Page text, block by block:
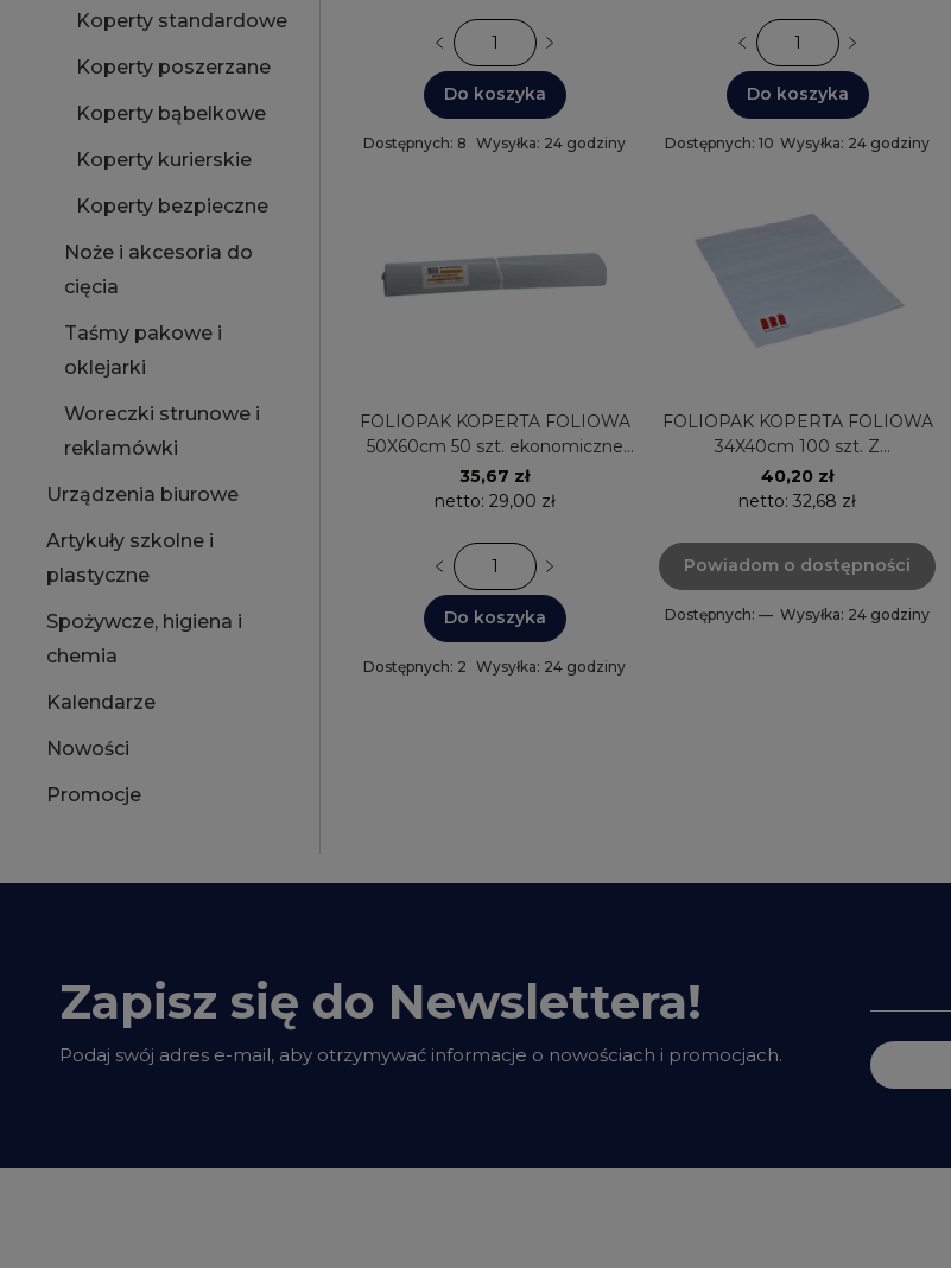
Koperty standardowe
Koperty poszerzane
Koperty bąbelkowe
Koperty kurierskie
Koperty bezpieczne
Noże i akcesoria do
cięcia
Taśmy pakowe i
oklejarki
Woreczki strunowe i
reklamówki
Urządzenia biurowe
Artykuły szkolne i
plastyczne
Spożywcze, higiena i
chemia
Kalendarze
Nowości
Promocje
Do koszyka
Dostępnych: 8 Wysyłka: 24 godziny
Do koszyka
Dostępnych: 10 Wysyłka: 24 godziny
FOLIOPAK KOPERTA FOLIOWA
50X60cm 50 szt. ekonomiczne
białe AFFOL50/60X50C
35,67 zł
netto: 29,00 zł
Do koszyka
Dostępnych: 2 Wysyłka: 24 godziny
FOLIOPAK KOPERTA FOLIOWA
34X40cm 100 szt. Z
NADRUKIEM AFFOL34/40X100
40,20 zł
netto: 32,68 zł
Powiadom o dostępności
Dostępnych: — Wysyłka: 24 godziny
Zapisz się do Newslettera!
Podaj swój adres e-mail, aby otrzymywać informacje o nowościach i promocjach.